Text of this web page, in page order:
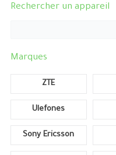
Rechercher un appareil
Marques
ZTE
Ulefones
Sony Ericsson